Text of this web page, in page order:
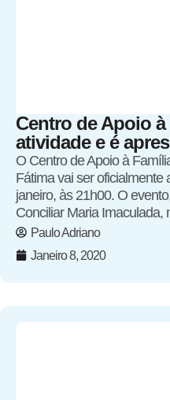
Centro de Apoio
atividade e é
O Centro de Apoio à
Fátima vai ser oficialmente
janeiro, às 21h00. O
Conciliar Maria Imaculada,
Paulo Adriano
Janeiro 8, 2020